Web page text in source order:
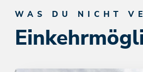
WAS DU NICHT